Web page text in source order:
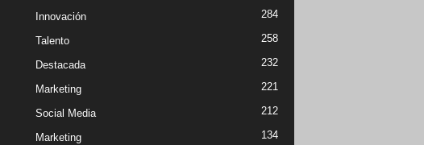
Innovación 284
Talento 258
Destacada 232
Marketing 221
Social Media 212
Marketing 134